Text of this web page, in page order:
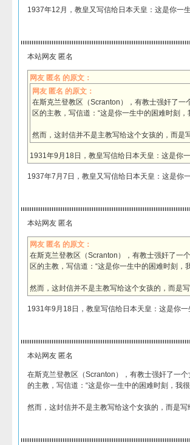
1937年12月，教皇又写信给日本天皇：这是你
本站网友 匿名
网友 匿名 的原文：
网友 匿名 的原文：
在斯克兰登教区（Scranton），有教士强奸了
区的主教，写信道：“这是你一生中的困难时刻
然而，这封信并不是主教写给这个女孩的，而是
1931年9月18日，教皇写信给日本天皇：这是
1937年7月7日，教皇又写信给日本天皇：这是
本站网友 匿名
网友 匿名 的原文：
在斯克兰登教区（Scranton），有教士强奸了一
区的主教，写信道：“这是你一生中的困难时刻
然而，这封信并不是主教写给这个女孩的，而是写
1931年9月18日，教皇写信给日本天皇：这是你
本站网友 匿名
在斯克兰登教区（Scranton），有教士强奸了一
的主教，写信道：“这是你一生中的困难时刻，我
然而，这封信并不是主教写给这个女孩的，而是写